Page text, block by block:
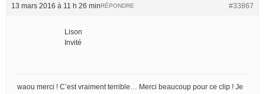
13 mars 2016 à 11 h 26 min #33867
RÉPONDRE
Lison
Invité
waou merci ! C’est vraiment terrible… Merci beaucoup pour ce clip ! Je